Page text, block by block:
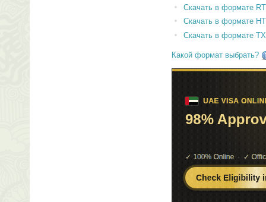
Скачать в формате
Скачать в формате
Скачать в формате
Какой формат выбрать?